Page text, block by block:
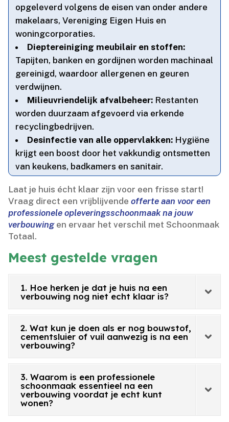
opgeleverd volgens de eisen van onder andere
makelaars, Vereniging Eigen Huis en
woningcorporaties.​
Dieptereiniging meubilair en stoffen:
Tapijten, banken en gordijnen worden machinaal
gereinigd, waardoor allergenen en geuren
verdwijnen.​
Milieuvriendelijk afvalbeheer: Restanten
worden duurzaam afgevoerd via erkende
recyclingbedrijven.​
Desinfectie van alle oppervlakken: Hygiëne
krijgt een boost door het vakkundig ontsmetten
van keukens, badkamers en sanitair.​
Laat je huis écht klaar zijn voor een frisse start!
Vraag direct een vrijblijvendeofferte aan voor een
professionele opleveringsschoonmaak na jouw
verbouwingen ervaar het verschil met Schoonmaak
Totaal.​
Meest gestelde vragen
1. Hoe herken je dat je huis na een
verbouwing nog niet echt klaar is?
2. Wat kun je doen als er nog bouwstof,
cementsluier of vuil aanwezig is na een
verbouwing?
3. Waarom is een professionele
schoonmaak essentieel na een
verbouwing voordat je echt kunt
wonen?